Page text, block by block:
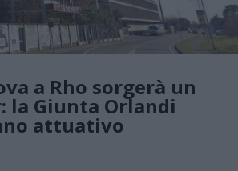
a Rho sorgerà un
la Giunta Orlandi
attuativo